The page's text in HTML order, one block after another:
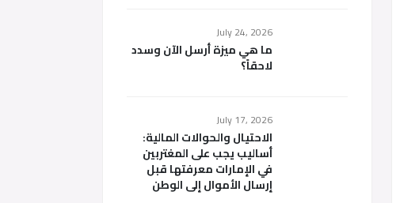
July 24, 2026
ما هي ميزة أرسل الآن وسدد
لاحقاً؟
July 17, 2026
الاحتيال والحوالات المالية:
أساليب يجب على المغتربين
في الإمارات معرفتها قبل
إرسال الأموال إلى الوطن